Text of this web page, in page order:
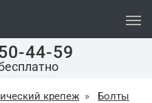
44-59
крепеж »
Болты